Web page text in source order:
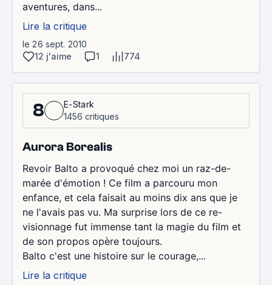
aventures, dans...
Lire la critique
le 26 sept. 2010
12 j'aime
1 774
8
E-Stark
1456 critiques
Aurora Borealis
Revoir Balto a provoqué chez moi un raz-de-
marée d'émotion ! Ce film a parcouru mon
enfance, et cela faisait au moins dix ans que je
ne l'avais pas vu. Ma surprise lors de ce re-
visionnage fut immense tant la magie du film et
de son propos opère toujours.
Balto c'est une histoire sur le courage,...
Lire la critique